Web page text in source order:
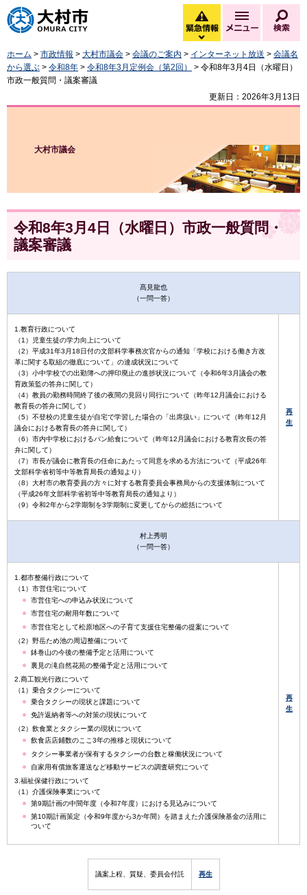
大村市
緊急情報
緊急情報を開く
メニュー
ホーム > 市政情報 > 大村市議会 > 会議のご案内 > インターネット放送 > 会議名
から選ぶ > 令和8年 > 令和8年3月定例会（第2回）
> 令和8年3月4日（水曜日）
市政一般質問・議案審議
更新日：2026年3月13日
大村市議会
令和8年3月4日（水曜日）市政一般質問・
議案審議
髙見龍也
（一問一答）
1.教育行政について
（1）児童生徒の学力向上について
（2）平成31年3月18日付の文部科学事務次官からの通知「学校における働き方改
革に関する取組の徹底について」の達成状況について
（3）小中学校での出勤簿への押印廃止の進捗状況について（令和6年3月議会の教
育政策監の答弁に関して）
（4）教員の勤務時間終了後の夜間の見回り同行について（昨年12月議会における
教育長の答弁に関して）
（5）不登校の児童生徒が自宅で学習した場合の「出席扱い」について（昨年12月
議会における教育長の答弁に関して）
（6）市内中学校におけるパン給食について（昨年12月議会における教育次長の答
弁に関して）
（7）市長が議会に教育長の任命にあたって同意を求める方法について（平成26年
文部科学省初等中等教育局長の通知より）
（8）大村市の教育委員の方々に対する教育委員会事務局からの支援体制について
（平成26年文部科学省初等中等教育局長の通知より）
（9）令和2年から2学期制を3学期制に変更してからの総括について
再
生
村上秀明
（一問一答）
1.都市整備行政について
（1）市営住宅について
市営住宅への申込み状況について
市営住宅の耐用年数について
市営住宅として松原地区への子育て支援住宅整備の提案について
（2）野岳ため池の周辺整備について
鉢巻山の今後の整備予定と活用について
裏見の滝自然花苑の整備予定と活用について
2.商工観光行政について
（1）乗合タクシーについて
乗合タクシーの現状と課題について
免許返納者等への対策の現状について
（2）飲食業とタクシー業の現状について
飲食店店鋪数のここ3年の推移と現状について
タクシー事業者が保有するタクシーの台数と稼働状況について
自家用有償旅客運送など移動サービスの調査研究について
3.福祉保健行政について
（1）介護保険事業について
第9期計画の中間年度（令和7年度）における見込みについて
第10期計画策定（令和9年度から3か年間）を踏まえた介護保険基金の活用に
ついて
再
生
議案上程、質疑、委員会付託 再生